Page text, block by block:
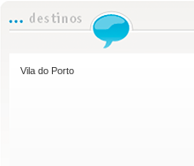
Vila do Porto